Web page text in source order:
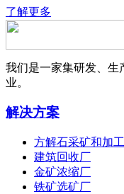
了解更多
我们是一家集研发、生
业。
解决方案
方解石采矿和加
建筑回收厂
金矿浓缩厂
铁矿选矿厂